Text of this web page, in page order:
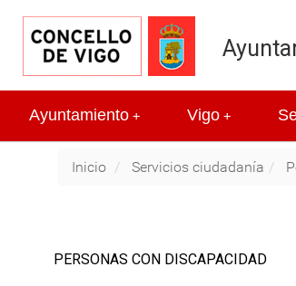
+
Ayuntamiento +
Vigo
Inicio Servicios ciudadanía
PERSONAS CON DISCAPACIDAD